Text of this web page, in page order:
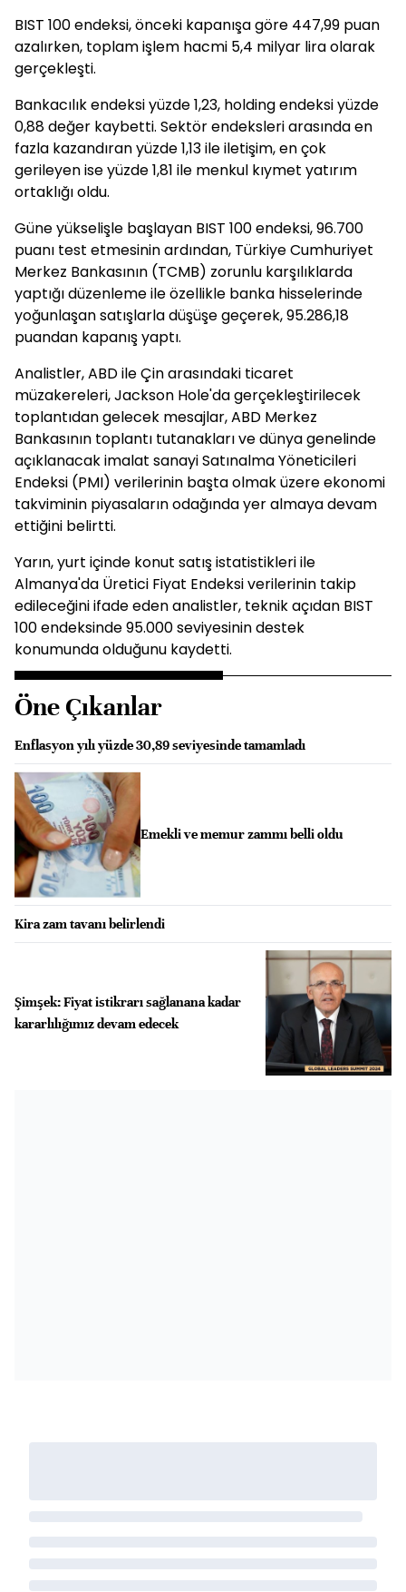
BIST 100 endeksi, önceki kapanışa göre 447,99 puan
azalırken, toplam işlem hacmi 5,4 milyar lira olarak
gerçekleşti.
Bankacılık endeksi yüzde 1,23, holding endeksi yüzde
0,88 değer kaybetti. Sektör endeksleri arasında en
fazla kazandıran yüzde 1,13 ile iletişim, en çok
gerileyen ise yüzde 1,81 ile menkul kıymet yatırım
ortaklığı oldu.
Güne yükselişle başlayan BIST 100 endeksi, 96.700
puanı test etmesinin ardından, Türkiye Cumhuriyet
Merkez Bankasının (TCMB) zorunlu karşılıklarda
yaptığı düzenleme ile özellikle banka hisselerinde
yoğunlaşan satışlarla düşüşe geçerek, 95.286,18
puandan kapanış yaptı.
Analistler, ABD ile Çin arasındaki ticaret
müzakereleri, Jackson Hole'da gerçekleştirilecek
toplantıdan gelecek mesajlar, ABD Merkez
Bankasının toplantı tutanakları ve dünya genelinde
açıklanacak imalat sanayi Satınalma Yöneticileri
Endeksi (PMI) verilerinin başta olmak üzere ekonomi
takviminin piyasaların odağında yer almaya devam
ettiğini belirtti.
Yarın, yurt içinde konut satış istatistikleri ile
Almanya'da Üretici Fiyat Endeksi verilerinin takip
edileceğini ifade eden analistler, teknik açıdan BIST
100 endeksinde 95.000 seviyesinin destek
konumunda olduğunu kaydetti.
Öne Çıkanlar
Enflasyon yılı yüzde 30,89 seviyesinde tamamladı
Emekli ve memur zammı belli oldu
Kira zam tavanı belirlendi
Şimşek: Fiyat istikrarı sağlanana kadar
kararlılığımız devam edecek